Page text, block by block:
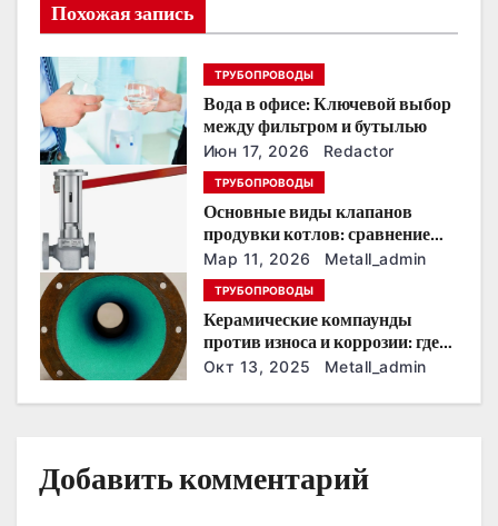
я
п
о
з
п
и
с
я
Похожая запись
ТРУБОПРОВОДЫ
Вода в офисе: Ключевой выбор
между фильтром и бутылью
Июн 17, 2026 Redactor
ТРУБОПРОВОДЫ
Основные виды клапанов
продувки котлов: сравнение
устройств и характеристик
Мар 11, 2026 Metall_admin
ТРУБОПРОВОДЫ
Керамические компаунды
против износа и коррозии: где
они работают эффективнее
Окт 13, 2025 Metall_admin
Добавить комментарий